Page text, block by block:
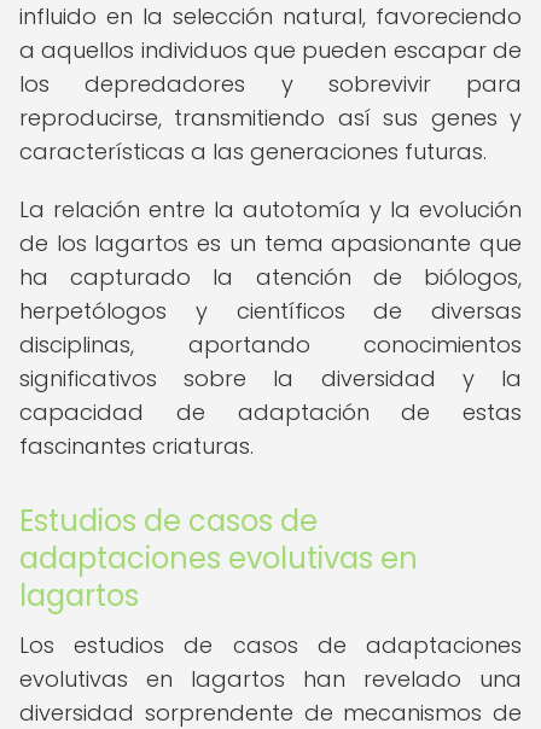
influido en la selección natural, favoreciendo
a aquellos individuos que pueden escapar de
los depredadores y sobrevivir para
reproducirse, transmitiendo así sus genes y
características a las generaciones futuras.
La relación entre la autotomía y la evolución
de los lagartos es un tema apasionante que
ha capturado la atención de biólogos,
herpetólogos y científicos de diversas
disciplinas, aportando conocimientos
significativos sobre la diversidad y la
capacidad de adaptación de estas
fascinantes criaturas.
Estudios de casos de
adaptaciones evolutivas en
lagartos
Los estudios de casos de adaptaciones
evolutivas en lagartos han revelado una
diversidad sorprendente de mecanismos de